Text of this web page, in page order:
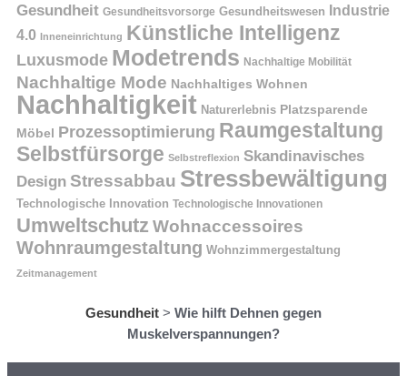
Gesundheit Gesundheitsvorsorge Gesundheitswesen Industrie
4.0 Inneneinrichtung Künstliche Intelligenz
Luxusmode Modetrends Nachhaltige Mobilität
Nachhaltige Mode Nachhaltiges Wohnen
Nachhaltigkeit Naturerlebnis Platzsparende
Möbel
Prozessoptimierung Raumgestaltung
Selbstfürsorge Selbstreflexion Skandinavisches
Design Stressabbau Stressbewältigung
Technologische Innovation Technologische Innovationen
Umweltschutz Wohnaccessoires
Wohnraumgestaltung Wohnzimmergestaltung
Zeitmanagement
Gesundheit > Wie hilft Dehnen gegen
Muskelverspannungen?